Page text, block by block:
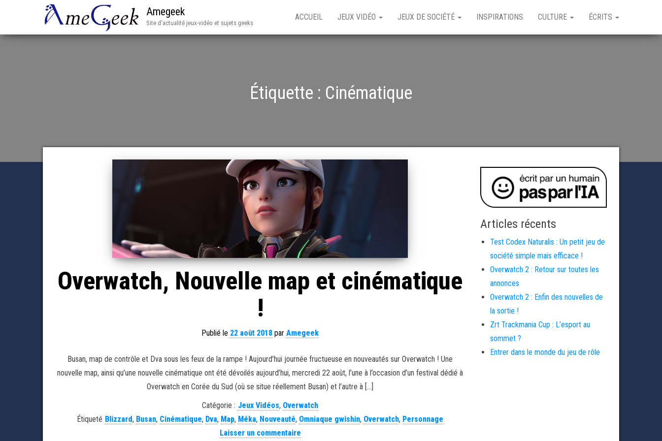
Amegeek
Site d'actualité jeux-vidéo et sujets geeks
ACCUEIL JEUX VIDÉO JEUX DE SOCIÉTÉ INSPIRATIONS CULTURE ÉCRITS
Étiquette : Cinématique
Overwatch, Nouvelle map et cinématique
!
Publié le 22 août 2018 parAmegeek
Busan, map de contrôle et Dva sous les feux de la rampe ! Aujourd’hui journée fructueuse en nouveautés sur Overwatch ! Une
nouvelle map, ainsi qu’une nouvelle cinématique ont été dévoilés aujourd’hui, mercredi 22 août, l’une à l’occasion d’un festival dédié à
Overwatch en Corée du Sud (où se situe réellement Busan) et l’autre à […]
Catégorie : Jeux Vidéos, Overwatch
Étiqueté Blizzard, Busan, Cinématique, Dva, Map, Méka, Nouveauté, Omniaque gwishin, Overwatch, Personnage
Laisser un commentaire
Articles récents
Test Codex Naturalis : Un petit jeu de
société simple mais efficace !
Overwatch 2 : Retour sur toutes les
annonces
Overwatch 2 : Enfin des nouvelles de
la sortie !
Zrt Trackmania Cup : L’esport au
sommet ?
Entrer dans le monde du jeu de rôle